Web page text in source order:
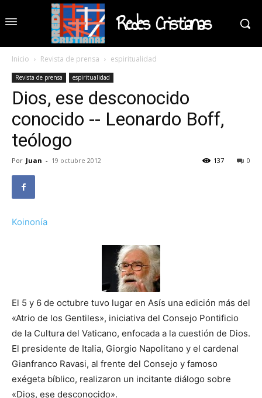
Redes Cristianas
Inicio Revista de prensa espiritualidad
Revista de prensa espiritualidad
Dios, ese desconocido
conocido -- Leonardo Boff,
teólogo
Por Juan - 19 octubre 2012 0
137
Koinonía
El 5 y 6 de octubre tuvo lugar en Asís una edición más del
«Atrio de los Gentiles», iniciativa del Consejo Pontificio
de la Cultura del Vaticano, enfocada a la cuestión de Dios.
El presidente de Italia, Giorgio Napolitano y el cardenal
Gianfranco Ravasi, al frente del Consejo y famoso
exégeta bíblico, realizaron un incitante diálogo sobre
«Dios, ese desconocido».